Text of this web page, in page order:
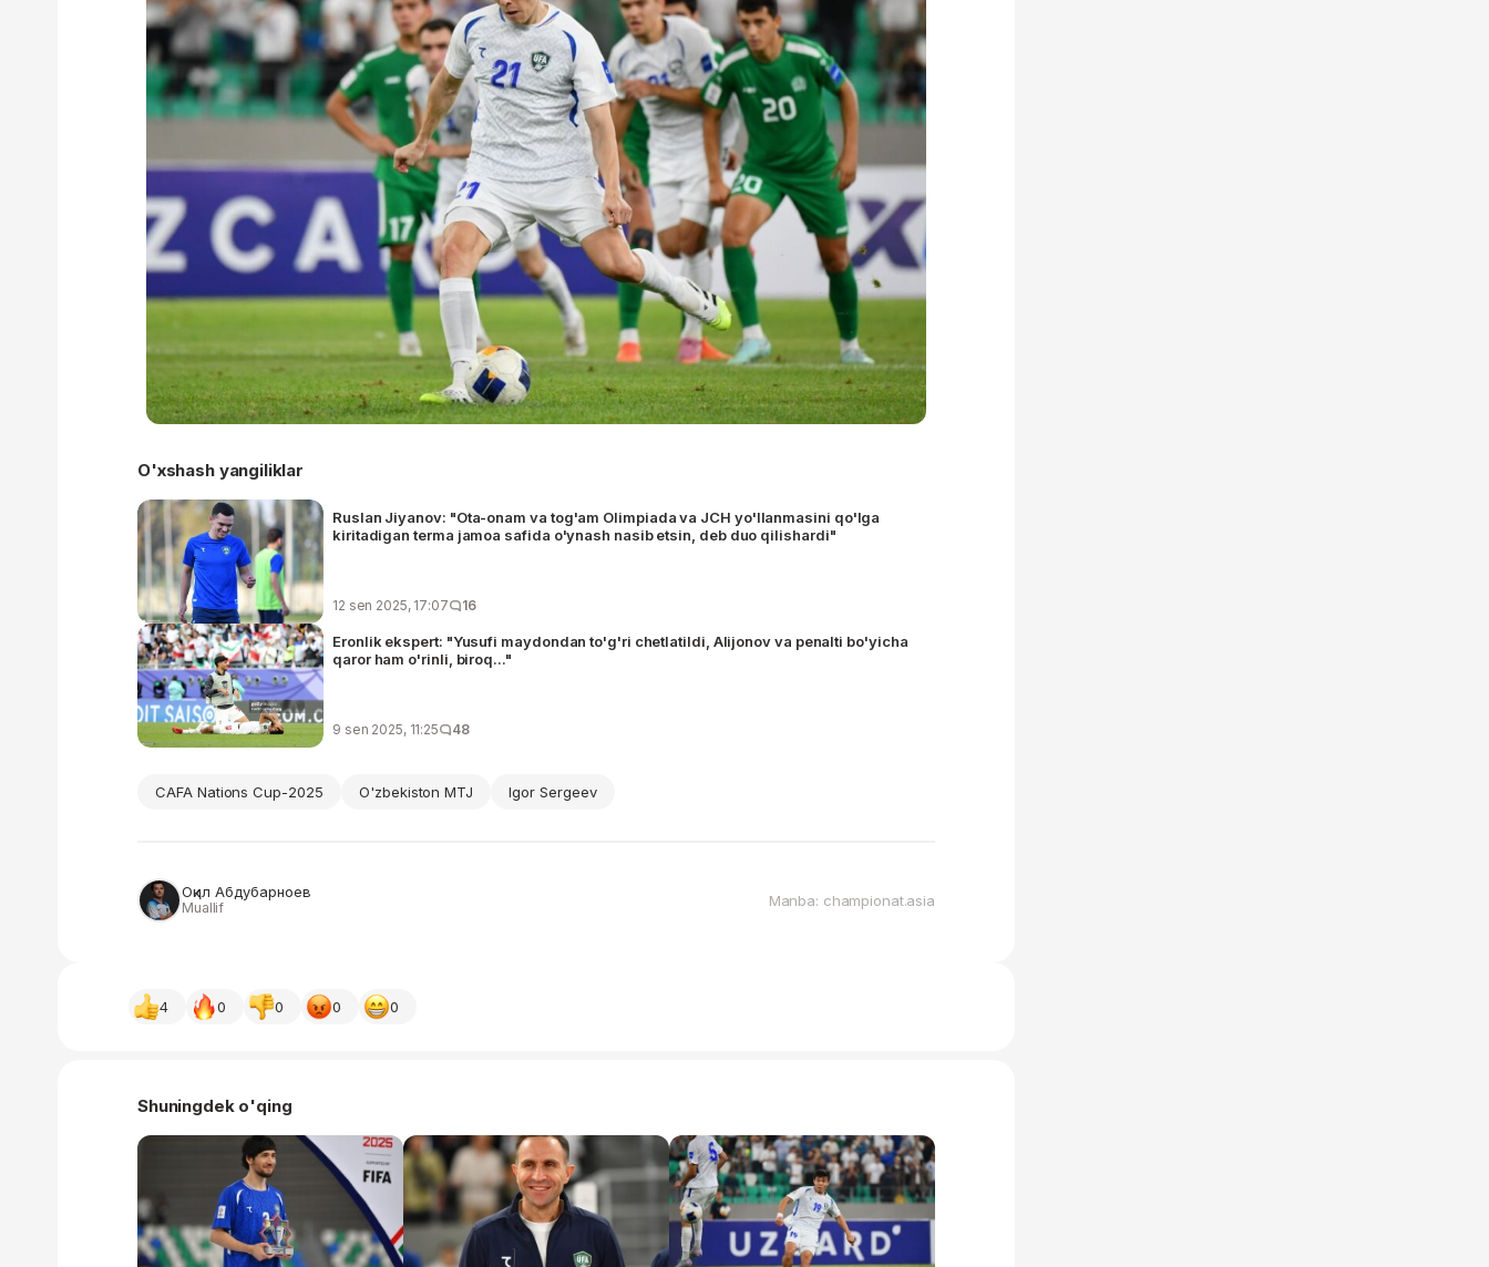
O'xshash yangiliklar
Ruslan Jiyanov: "Ota-onam va tog'am Olimpiada va JCH yo'llanmasini qo'lga
kiritadigan terma jamoa safida o'ynash nasib etsin, deb duo qilishardi"
12 sen 2025, 17:07 16
Eronlik ekspert: "Yusufi maydondan to'g'ri chetlatildi, Alijonov va penalti bo'yicha
qaror ham o'rinli, biroq..."
9 sen 2025, 11:25 48
CAFA Nations Cup-2025 O'zbekiston MTJ Igor Sergeev
Оқил Абдубарноев
Muallif Manba: championat.asia
4 0 0 0 0
Shuningdek o'qing